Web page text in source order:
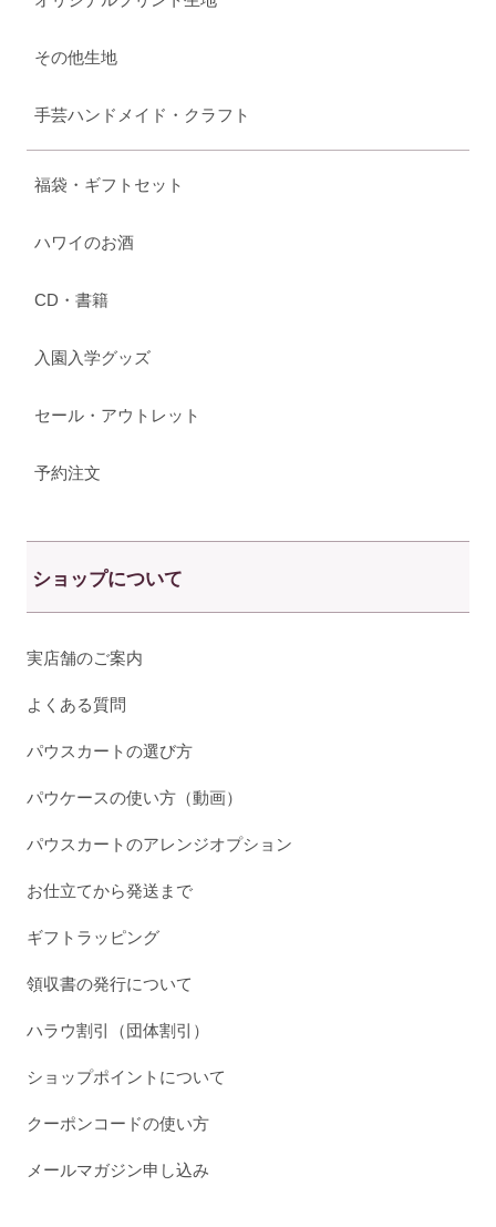
その他生地
手芸ハンドメイド・クラフト
福袋・ギフトセット
ハワイのお酒
CD・書籍
入園入学グッズ
セール・アウトレット
予約注文
ショップについて
実店舗のご案内
よくある質問
パウスカートの選び方
パウケースの使い方（動画）
パウスカートのアレンジオプション
お仕立てから発送まで
ギフトラッピング
領収書の発行について
ハラウ割引（団体割引）
ショップポイントについて
クーポンコードの使い方
メールマガジン申し込み